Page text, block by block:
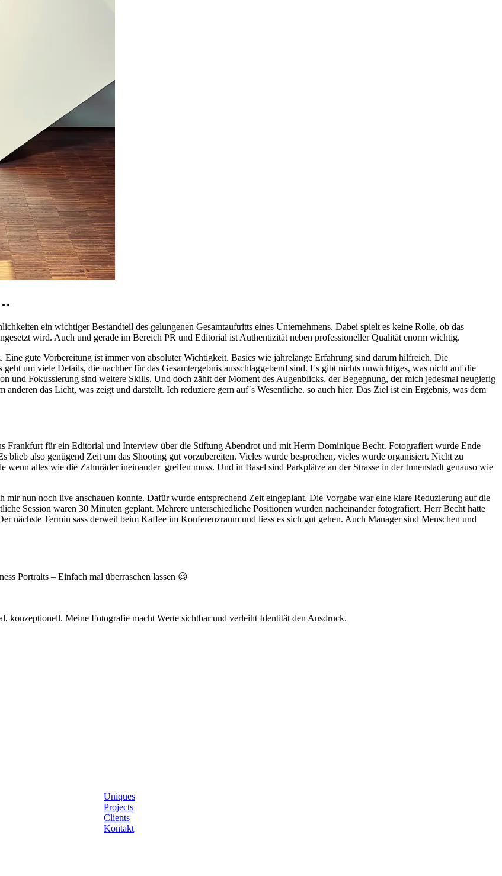
ein wichtiger Bestandteil des gelungenen Gesamtauftritts eines Unternehmens. Dabei spielt es keine Rolle, ob das
wird. Auch und gerade im Bereich PR und Editorial ist Authentizität neben professioneller Qualität enorm wichtig.
gute Vorbereitung ist immer von absoluter Wichtigkeit. Basics wie jahrelange Erfahrung sind darum hilfreich. Die
um viele Details, die nachher für das Gesamtergebnis ausschlaggebend sind. Es gibt nichts unwichtiges, was nicht auf die
und Fokussierung sind weitere Skills. Und doch zählt der Moment des Augenblicks, der Begegnung, der mich jedesmal neugierig
das Licht, was zeigt und darstellt. Ich reduziere gern auf`s Wesentliche. so auch hier. Das Ziel ist ein Ergebnis, was dem
Frankfurt für ein Editorial und Interview über die Stiftung Abendrot und mit Herrn Dominique Becht. Fotografiert wurde Ende
blieb also genügend Zeit um das Shooting gut vorzubereiten. Vieles wurde besprochen, vieles wurde organisiert. Nicht zu
wenn alles wie die Zahnräder ineinander greifen muss. Und in Basel sind Parkplätze an der Strasse in der Innenstadt genauso wie
nun noch live anschauen konnte. Dafür wurde entsprechend Zeit eingeplant. Die Vorgabe war eine klare Reduzierung auf die
Session waren 30 Minuten geplant. Mehrere unterschiedliche Positionen wurden nacheinander fotografiert. Herr Becht hatte
nächste Termin sass derweil beim Kaffee im Konferenzraum und liess es sich gut gehen. Auch Manager sind Menschen und
Portraits – Einfach mal überraschen lassen 😉
konzeptionell. Meine Fotografie macht Werte sichtbar und verleiht Identität den Ausdruck.
Uniques
Projects
Clients
Kontakt